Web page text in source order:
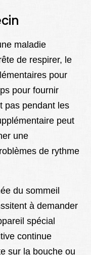
maladie
de respirer, le
pour
pour fournir
pas pendant les
peut
une
de rythme
du sommeil
à demander
spécial
continue
sur la bouche ou